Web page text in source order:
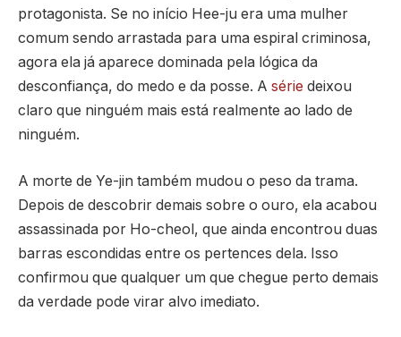
protagonista. Se no início Hee-ju era uma mulher
comum sendo arrastada para uma espiral criminosa,
agora ela já aparece dominada pela lógica da
desconfiança, do medo e da posse. A série deixou
claro que ninguém mais está realmente ao lado de
ninguém.
A morte de Ye-jin também mudou o peso da trama.
Depois de descobrir demais sobre o ouro, ela acabou
assassinada por Ho-cheol, que ainda encontrou duas
barras escondidas entre os pertences dela. Isso
confirmou que qualquer um que chegue perto demais
da verdade pode virar alvo imediato.